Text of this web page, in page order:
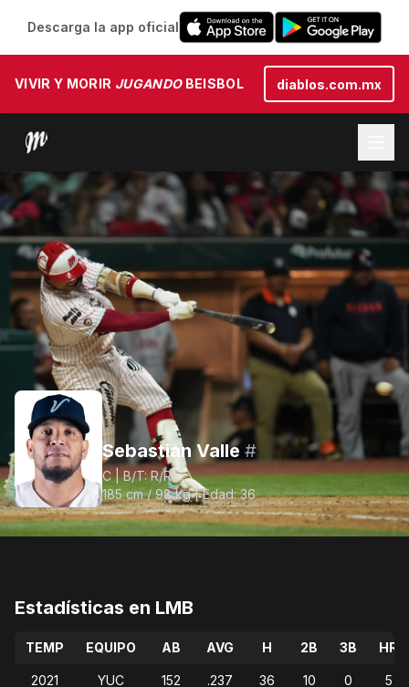
Descarga la app oficial
VIVIR Y MORIR JUGANDOBEISBOL diablos.com.mx
Sebastian Valle #
C | B/T: R/R
185 cm / 98 kg | Edad: 36
Estadísticas en LMB
TEMP EQUIPO AB AVG H 2B 3B HR
2021 YUC 152 .237 36 10 0 5